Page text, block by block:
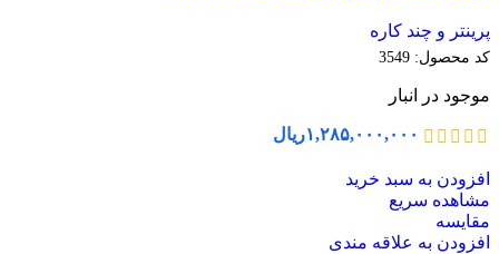
پرینتر و چند کاره
کد محصول: 3549
موجود در انبار
۱,۲۸۵,۰۰۰,۰۰۰ریال
افزودن به سبد خرید
مشاهده سریع
مقایسه
افزودن به علاقه مندی